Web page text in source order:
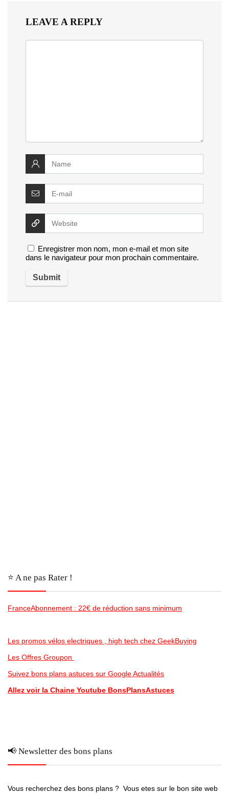
LEAVE A REPLY
Enregistrer mon nom, mon e-mail et mon site
dans le navigateur pour mon prochain commentaire.
⭐️ A ne pas Rater !
FranceAbonnement : 22€ de réduction sans minimum
Les promos vélos electriques , high tech chez GeekBuying
Les Offres Groupon
Suivez bons plans astuces sur Google Actualités
Allez voir la Chaine Youtube BonsPlansAstuces
📢 Newsletter des bons plans
Vous recherchez des bons plans ? Vous etes sur le bon site web